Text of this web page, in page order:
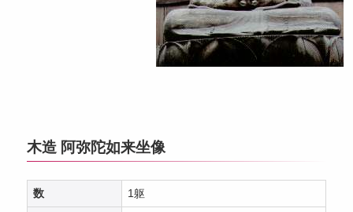
木造 阿弥陀如来坐像
数 1躯